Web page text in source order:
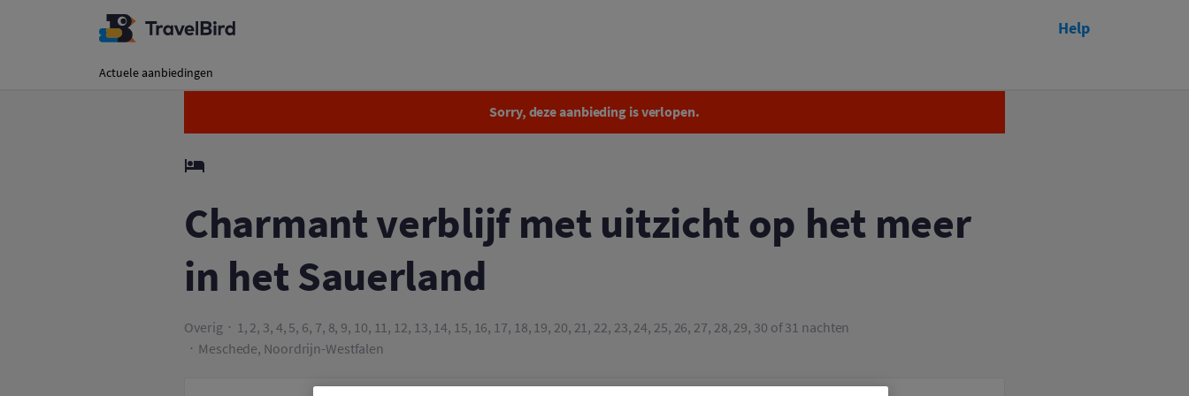
Help
Actuele aanbiedingen
Charmant verblijf met uitzicht op het meer in het Sauerland
Sorry, deze aanbieding is verlopen.
Charmant verblijf met uitzicht op het meer
in het Sauerland
Overig
1, 2, 3, 4, 5, 6, 7, 8, 9, 10, 11, 12, 13, 14, 15, 16, 17, 18, 19, 20, 21, 22, 23, 24, 25, 26, 27, 28, 29, 30 of 31 nachten
Meschede, Noordrijn-Westfalen